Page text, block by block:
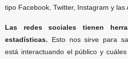
tipo Facebook, Twitter, Instagram y las
Las redes sociales tienen
estadísticas. Esto nos sirve para
está interactuando el público y